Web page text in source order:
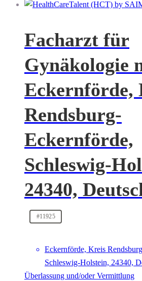
Facharzt für
Gynäkologie
Eckernförde,
Rendsburg-
Eckernförde,
Schleswig-
24340,
#11925
Eckernförde, Kreis
Schleswig-Holstein, 24340,
Überlassung und/oder Vermittlung